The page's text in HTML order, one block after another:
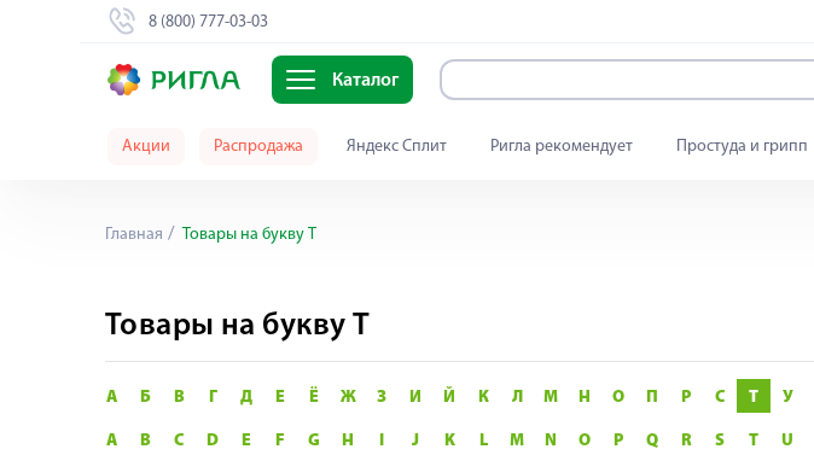
8 (800) 777-03-03
Каталог
Акции Распродажа Яндекс Сплит Ригла рекомендует Простуда и грипп
Главная Товары на букву Т
Товары на букву Т
А Б В Г Д Е Ё Ж З И Й К Л М Н О П Р С Т У
A B C D E F G H I J K L M N O P Q R S T U